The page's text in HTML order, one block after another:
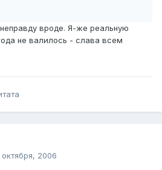
неправду вроде. Я-же реальную
не валилось - слава всем
октября, 2006